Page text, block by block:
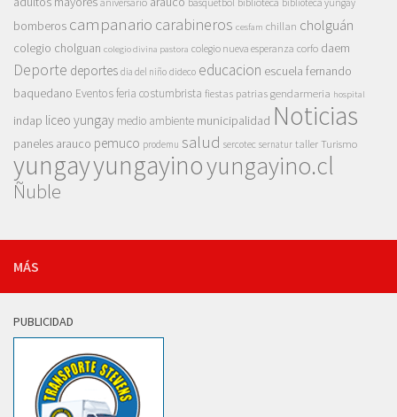
biblioteca yungay
bomberos campanario carabineros cesfam chillan cholguán
colegio cholguan colegio divina pastora colegio nueva esperanza corfo daem
Deporte deportes dia del niño dideco educacion escuela fernando
baquedano Eventosferia costumbrista fiestas patrias gendarmeria hospital
indap liceo yungay medio ambiente municipalidad Noticias
paneles arauco pemuco prodemu salud sercotec sernatur taller Turismo
yungayyungayinoyungayino.cl
Ñuble
MÁS
PUBLICIDAD